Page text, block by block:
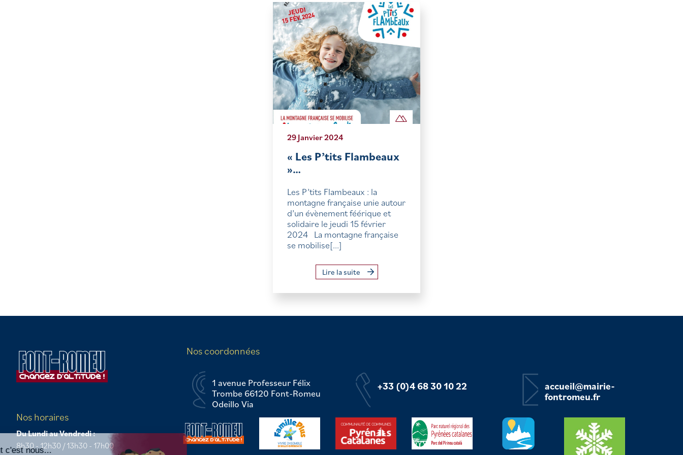
29 Janvier 2024
« Les P’tits Flambeaux
»…
Les P’tits Flambeaux : la
montagne française unie autour
d’un évènement féérique et
solidaire le jeudi 15 février
2024 La montagne française
se mobilise[...]
Lire la suite
Nos horaires
Du Lundi au Vendredi :
8h30 - 12h30 / 13h30 - 17h00
Nos coordonnées
1 avenue Professeur Félix
Trombe 66120 Font-Romeu
Odeillo Via
+33 (0)4 68 30 10 22
accueil@mairie-
fontromeu.fr
Continuer sans accepter
Salut c'est nous...